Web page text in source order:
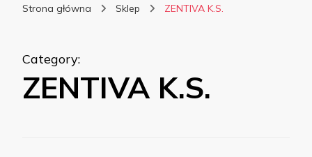
Strona główna Sklep ZENTIVA K.S.
Category:
ZENTIVA K.S.